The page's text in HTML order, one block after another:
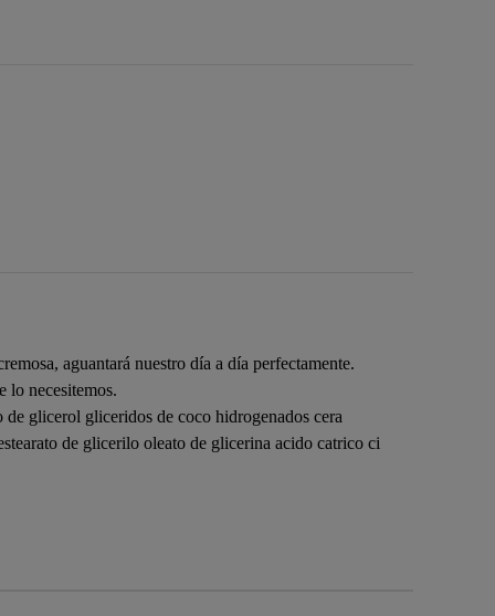
aguantará nuestro día a día perfectamente.
lo necesitemos.
glicerol gliceridos de coco hidrogenados cera
de glicerilo oleato de glicerina acido catrico ci